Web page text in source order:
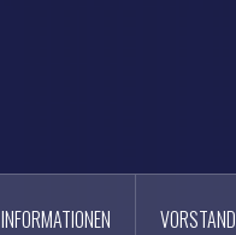
INFORMATIONEN VORSTAND